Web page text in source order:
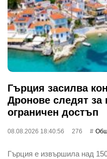
Гърция засилва
Дронове следят за
ограничен достъп
08.08.2026 18:40:56 276
Гърция е извършила над